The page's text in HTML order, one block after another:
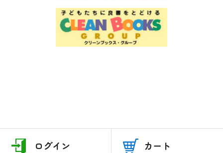
ログイン カート